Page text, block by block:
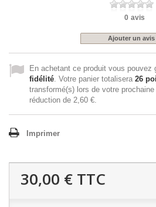
0 avis
Ajouter un avis
En achetant ce produit vous pouvez
fidélité. Votre panier totalisera 26
transformé(s) lors de votre
réduction de 2,60 €.
Imprimer
30,00 € TTC